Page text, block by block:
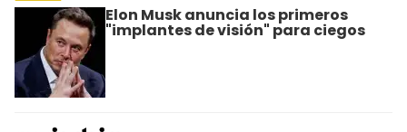
Elon Musk anuncia los primeros
"implantes de visión" para ciegos